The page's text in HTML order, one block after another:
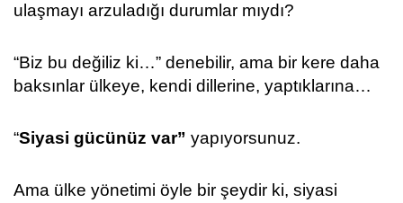
ulaşmayı arzuladığı durumlar mıydı?
“Biz bu değiliz ki…” denebilir, ama bir kere daha
baksınlar ülkeye, kendi dillerine, yaptıklarına…
“Siyasi gücünüz var” yapıyorsunuz.
Ama ülke yönetimi öyle bir şeydir ki, siyasi